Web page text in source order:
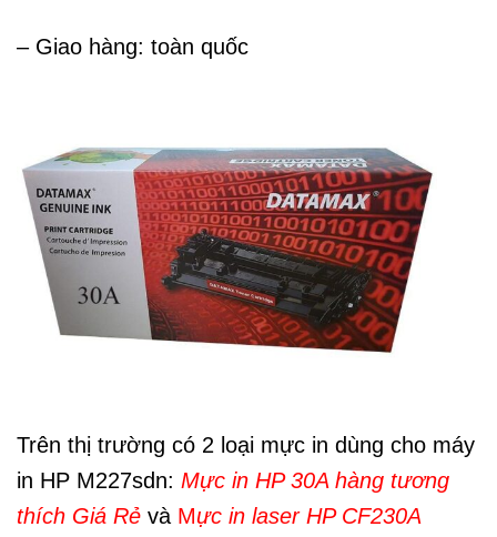
– Giao hàng: toàn quốc
Trên thị trường có 2 loại mực in dùng cho máy
in HP M227sdn: Mực in HP 30A hàng tương
thích Giá Rẻ và Mực in laser HP CF230A